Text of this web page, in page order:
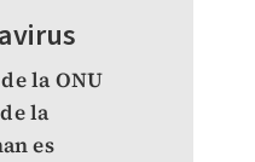
la ONU
la
es